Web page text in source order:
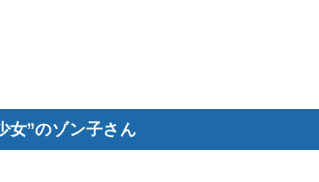
女”のゾン子さん